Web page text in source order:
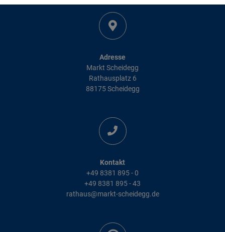
Adresse
Markt Scheidegg
Rathausplatz 6
88175 Scheidegg
Kontakt
+49 8381 895 - 0
+49 8381 895 - 43
rathaus@markt-scheidegg.de